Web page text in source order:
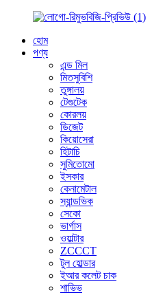
হোম
পণ্য
এন্ড মিল
মিতসুবিশি
তুঙ্গালয়
টেগুটেক
কোরলয়
ডিজেট
কিয়োসেরা
হিটাচি
সুমিতোমো
ইসকার
কেনামেটাল
স্যান্ডভিক
সেকো
ভার্গাস
ওয়াল্টার
ZCCCT
টুল হোল্ডার
ইআর কলেট চাক
শাভিভ